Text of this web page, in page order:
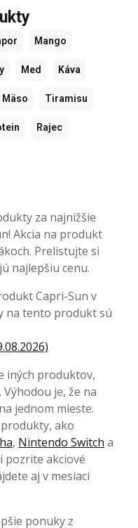
Mango
Med Káva
Mäso Tiramisu
Rajec
za najnižšie
Akcia na produkt
Prelistujte si
najlepšiu cenu.
Capri-Sun v
na tento produkt sú
iných produktov,
je, že na
jednom mieste.
ako
, Nintendo Switch a
pozrite akciové
aj v mesiaci
ponuky z